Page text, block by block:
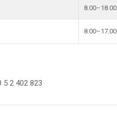
8.00–18.00
8.00–17.00
5 2 402 823